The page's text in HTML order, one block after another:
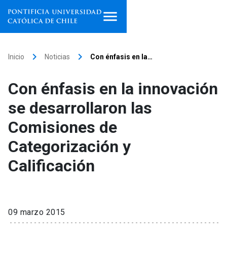
Facultades, escuelas e
institutos
Investigación
Internacionalización
Vinculación
Inicio keyboard_arrow_right Noticias keyboard_arrow_right Con énfasis en la…
Con énfasis en la innovación
se desarrollaron las
Comisiones de
Categorización y
Calificación
09 marzo 2015